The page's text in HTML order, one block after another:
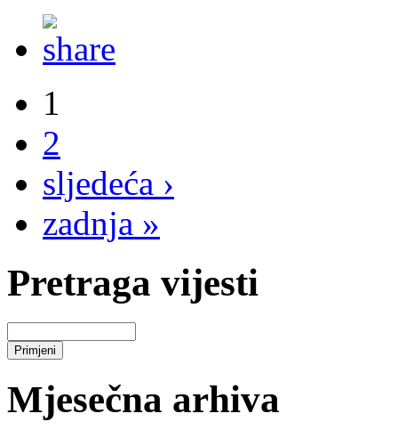
1
2
sljedeća ›
zadnja »
Pretraga vijesti
Mjesečna arhiva